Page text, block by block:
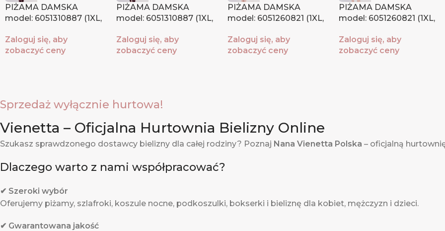
PIŻAMA DAMSKA
model: 6051310887 (1XL,
Zaloguj się, aby
zobaczyć ceny
PIŻAMA DAMSKA
model: 6051310887 (1XL,
Zaloguj się, aby
zobaczyć ceny
PIŻAMA DAMSKA
model: 6051260821 (1XL,
Zaloguj się, aby
zobaczyć ceny
PIŻAMA DAMSKA
model: 6051260821 (1XL,
Zaloguj się, aby
zobaczyć ceny
Sprzedaż wyłącznie hurtowa!
Vienetta – Oficjalna Hurtownia Bielizny Online
Szukasz sprawdzonego dostawcy bielizny dla całej rodziny? Poznaj Nana Vienetta Polska – oficjalną
Dlaczego warto z nami współpracować?
✔ Szeroki wybór
Oferujemy piżamy, szlafroki, koszule nocne, podkoszulki, bokserki i bieliznę dla kobiet, mężczyzn i dzieci.
✔ Gwarantowana jakość